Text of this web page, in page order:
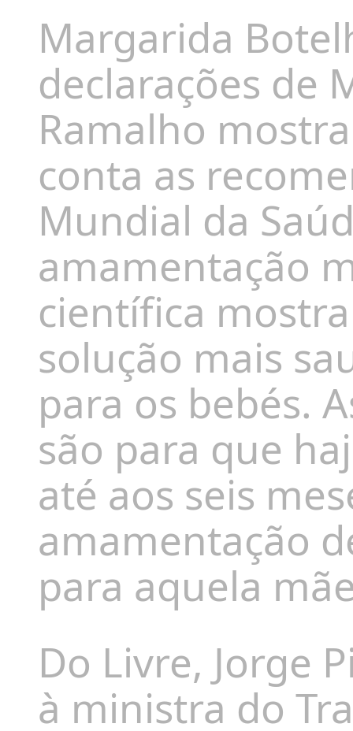
Margarida
declarações de
Ramalho
conta as
Mundial da
amamentação
científica
solução mais
para os bebés.
são para que
até aos seis
amamentação
para aquela
Do Livre, Jorge
à ministra do